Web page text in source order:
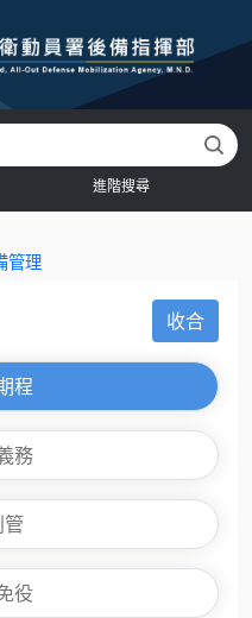
進階搜尋
管理
收合
程
務
管
役